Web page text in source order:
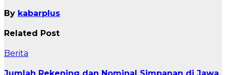
By kabarplus
Related Post
Berita